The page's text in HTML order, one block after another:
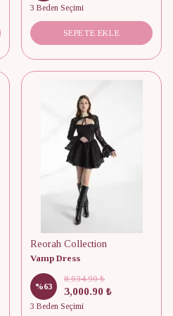
3 Beden Seçimi
SEPETE EKLE
Reorah Collection
Vamp Dress
%63
8,034.90 ₺
3,000.90 ₺
3 Beden Seçimi